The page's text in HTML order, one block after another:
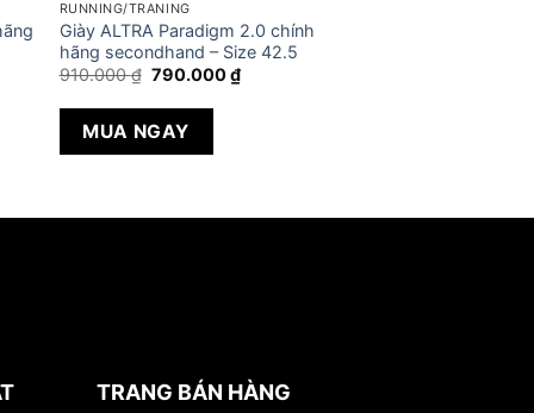
RUNNING/TRANING
Giày ALTRA Paradigm 2.0 chính
hãng secondhand – Size 42.5
910.000₫ Giá
là:
910.000 ₫.
790.000₫Giá
hiện
MUA NGAY
TRANG BÁN HÀNG